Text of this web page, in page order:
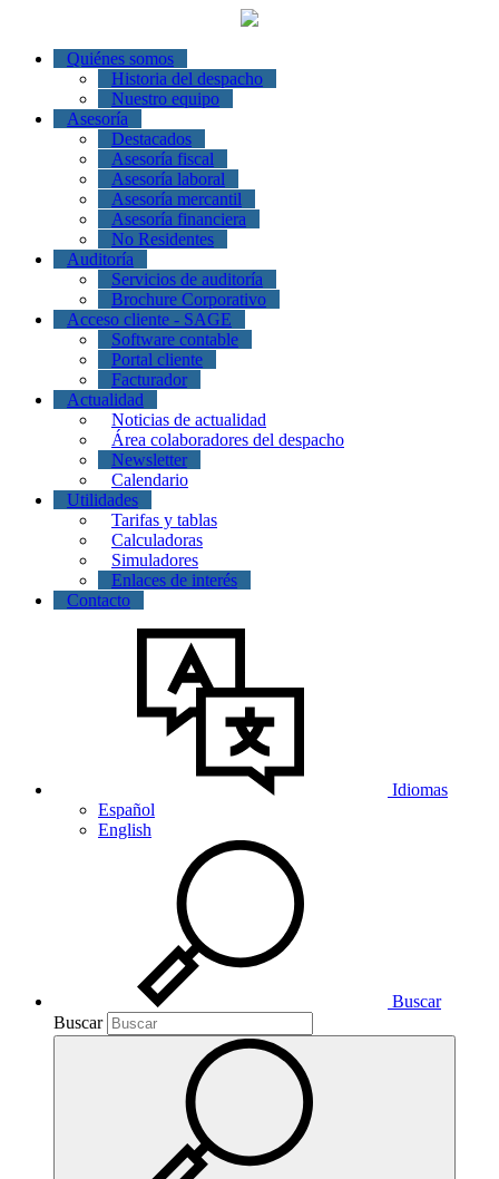
Quiénes somos
Historia del despacho
Nuestro equipo
Asesoría
Destacados
Asesoría fiscal
Asesoría laboral
Asesoría mercantil
Asesoría financiera
No Residentes
Auditoría
Servicios de auditoría
Brochure Corporativo
Acceso cliente - SAGE
Software contable
Portal cliente
Facturador
Actualidad
Noticias de actualidad
Área colaboradores del despacho
Newsletter
Calendario
Utilidades
Tarifas y tablas
Calculadoras
Simuladores
Enlaces de interés
Contacto
Idiomas
Español
English
Buscar
Buscar